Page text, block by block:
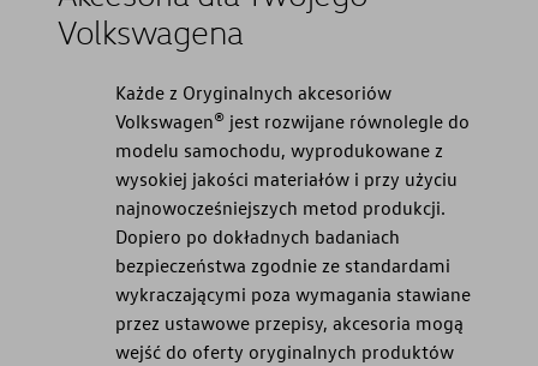
Volkswagena
Każde z Oryginalnych akcesoriów
Volkswagen® jest rozwijane równolegle do
modelu samochodu, wyprodukowane z
wysokiej jakości materiałów i przy użyciu
najnowocześniejszych metod produkcji.
Dopiero po dokładnych badaniach
bezpieczeństwa zgodnie ze standardami
wykraczającymi poza wymagania stawiane
przez ustawowe przepisy, akcesoria mogą
wejść do oferty oryginalnych produktów